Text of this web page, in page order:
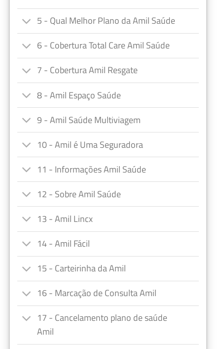
5 - Qual Melhor Plano da Amil Saúde
6 - Cobertura Total Care Amil Saúde
7 - Cobertura Amil Resgate
8 - Amil Espaço Saúde
9 - Amil Saúde Multiviagem
10 - Amil é Uma Seguradora
11 - Informações Amil Saúde
12 - Sobre Amil Saúde
13 - Amil Lincx
14 - Amil Fácil
15 - Carteirinha da Amil
16 - Marcação de Consulta Amil
17 - Cancelamento plano de saúde
Amil